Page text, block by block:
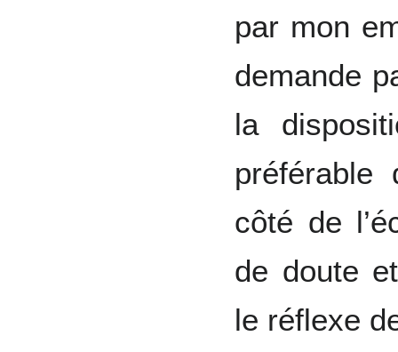
par mon
demande
la
préférable
côté de
de doute
le réflexe